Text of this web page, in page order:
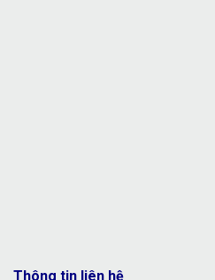
Thông tin liên hệ